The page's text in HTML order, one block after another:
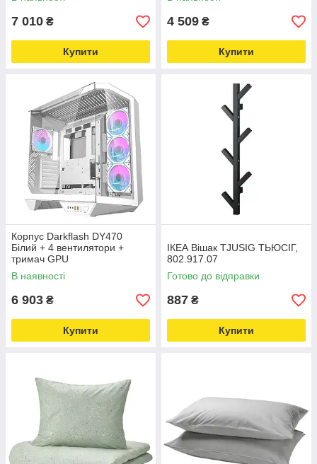
7 010 ₴
Купити
4 509 ₴
Купити
Корпус Darkflash DY470
Білий + 4 вентилятори +
тримач GPU
В наявності
6 903 ₴
Купити
IКЕА Вішак TJUSIG ТЬЮСІГ,
802.917.07
Готово до відправки
887 ₴
Купити